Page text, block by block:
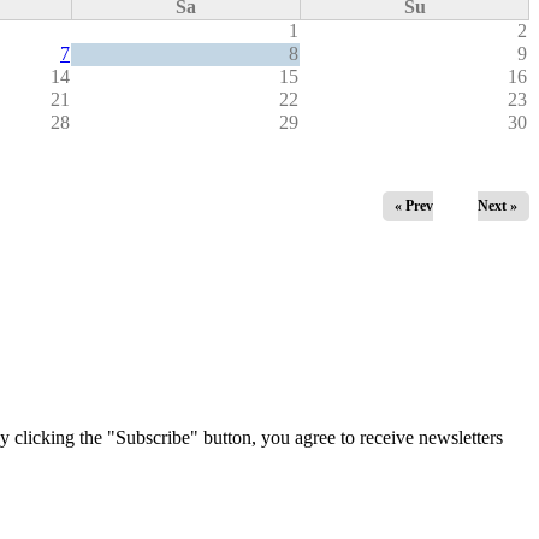
Sa
Su
1
2
7
8
9
14
15
16
21
22
23
28
29 30
« Prev Next »
the "Subscribe" button, you agree to receive newsletters